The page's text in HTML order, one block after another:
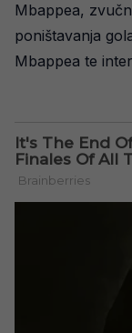
Mbappea,
poništavanja
Mbappea te